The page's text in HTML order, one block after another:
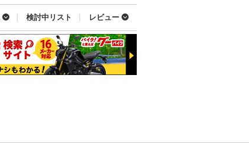
検討中リスト レビュー